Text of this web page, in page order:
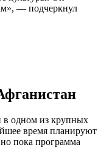
— подчеркнул
в одном из крупных
время планируют
пока программа